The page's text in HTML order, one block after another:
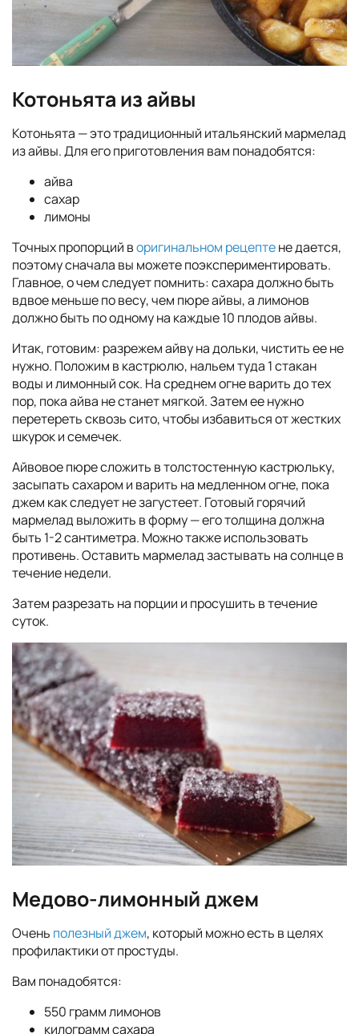
Котоньята из айвы
Котоньята — это традиционный итальянский мармелад
из айвы. Для его приготовления вам понадобятся:
айва
сахар
лимоны
Точных пропорций воригинальном рецептене дается,
поэтому сначала вы можете поэкспериментировать.
Главное, о чем следует помнить: сахара должно быть
вдвое меньше по весу, чем пюре айвы, а лимонов
должно быть по одному на каждые 10 плодов айвы.
Итак, готовим: разрежем айву на дольки, чистить ее не
нужно. Положим в кастрюлю, нальем туда 1 стакан
воды и лимонный сок. На среднем огне варить до тех
пор, пока айва не станет мягкой. Затем ее нужно
перетереть сквозь сито, чтобы избавиться от жестких
шкурок и семечек.
Айвовое пюре сложить в толстостенную кастрюльку,
засыпать сахаром и варить на медленном огне, пока
джем как следует не загустеет. Готовый горячий
мармелад выложить в форму — его толщина должна
быть 1-2 сантиметра. Можно также использовать
противень. Оставить мармелад застывать на солнце в
течение недели.
Затем разрезать на порции и просушить в течение
суток.
Медово-лимонный джем
Очень полезный джем, который можно есть в целях
профилактики от простуды.
Вам понадобятся:
550 грамм лимонов
килограмм сахара